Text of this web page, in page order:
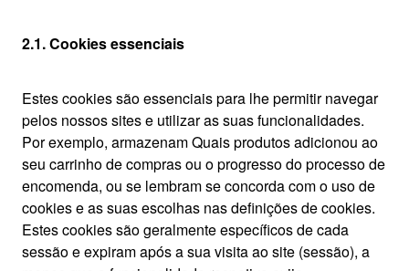
2.1. Cookies essenciais
Estes cookies são essenciais para lhe permitir navegar
pelos nossos sites e utilizar as suas funcionalidades.
Por exemplo, armazenam Quais produtos adicionou ao
seu carrinho de compras ou o progresso do processo de
encomenda, ou se lembram se concorda com o uso de
cookies e as suas escolhas nas definições de cookies.
Estes cookies são geralmente específicos de cada
sessão e expiram após a sua visita ao site (sessão), a